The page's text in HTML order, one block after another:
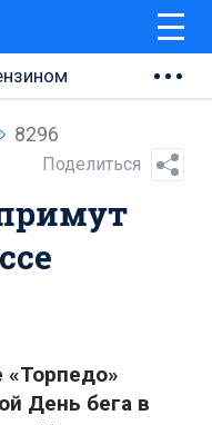
8296
Поделиться
«Торпедо»
День бега в